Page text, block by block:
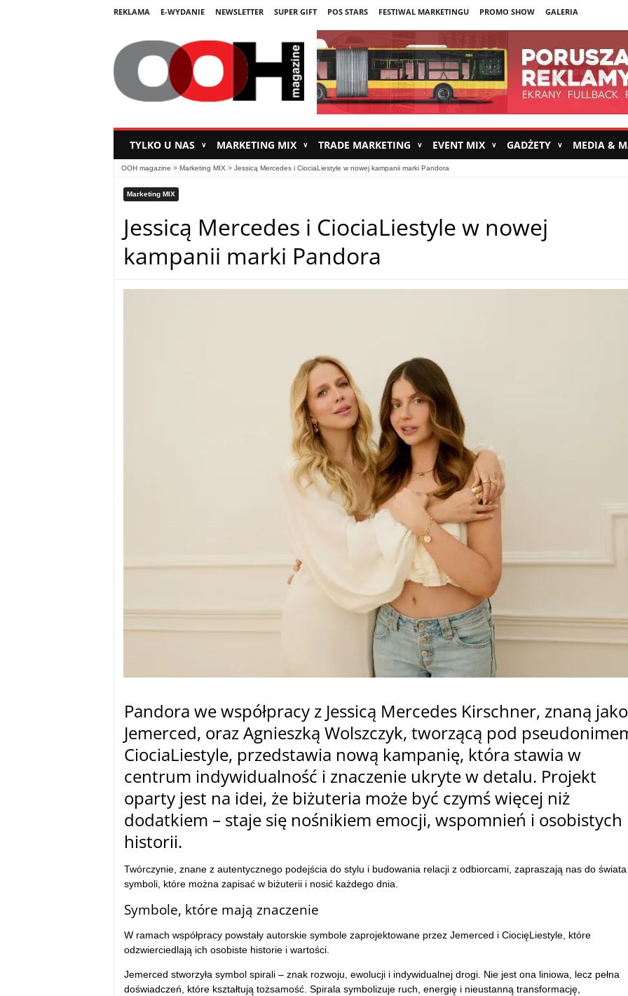
REKLAMA E-WYDANIE NEWSLETTER SUPER GIFT POS STARS FESTIWAL MARKETINGU PROMO SHOW GALERIA
TYLKO U NAS ∨ MARKETING MIX ∨ TRADE MARKETING ∨ EVENT MIX ∨ GADŻETY ∨ MEDIA &
OOH magazine > Marketing MIX> Jessicą Mercedes i CiociaLiestyle w nowej kampanii marki Pandora
Marketing MIX
Jessicą Mercedes i CiociaLiestyle w nowej
kampanii marki Pandora
Pandora we współpracy z Jessicą Mercedes Kirschner, znaną jako
Jemerced, oraz Agnieszką Wolszczyk, tworzącą pod
CiociaLiestyle, przedstawia nową kampanię, która stawia w
centrum indywidualność i znaczenie ukryte w detalu. Projekt
oparty jest na idei, że biżuteria może być czymś więcej niż
dodatkiem – staje się nośnikiem emocji, wspomnień i osobistych
historii.
Twórczynie, znane z autentycznego podejścia do stylu i budowania relacji z odbiorcami, zapraszają nas do świata
symboli, które można zapisać w biżuterii i nosić każdego dnia.
Symbole, które mają znaczenie
W ramach współpracy powstały autorskie symbole zaprojektowane przez Jemerced i CiocięLiestyle, które
odzwierciedlają ich osobiste historie i wartości.
Jemerced stworzyła symbol spirali – znak rozwoju, ewolucji i indywidualnej drogi. Nie jest ona liniowa, lecz pełna
doświadczeń, które kształtują tożsamość. Spirala symbolizuje ruch, energię i nieustanną transformację,